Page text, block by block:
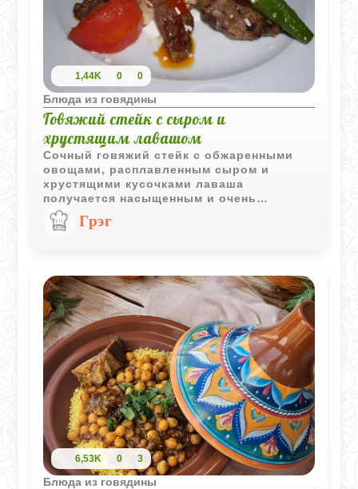
1,44K 0 0
Блюда из говядины
Говяжий стейк с сыром и
хрустящим лавашом
Сочный говяжий стейк с обжаренными
овощами, расплавленным сыром и
хрустящими кусочками лаваша
получается насыщенным и очень
аппетитным. Простое блюдо с ярким
вкусом отлично подходит для быстрого
Грэг
6,53K 0 3
Блюда из говядины